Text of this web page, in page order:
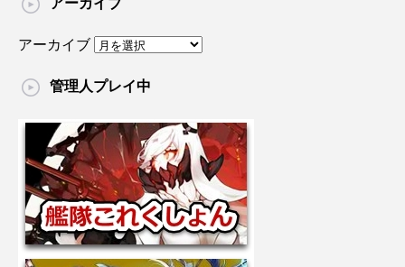
アーカイブ
アーカイブ
管理人プレイ中